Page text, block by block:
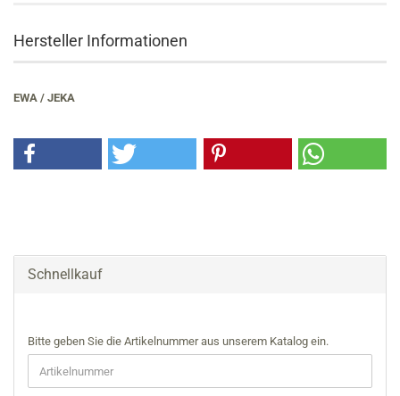
Hersteller Informationen
EWA / JEKA
Schnellkauf
BITTE
GEBEN
SIE
DIE
Bitte geben Sie die Artikelnummer aus unserem Katalog ein.